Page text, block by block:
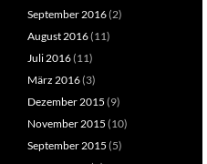
September 2016(2)
August 2016(11)
Juli 2016(11)
März 2016(3)
Dezember 2015 (9)
November 2015 (10)
September 2015 (5)